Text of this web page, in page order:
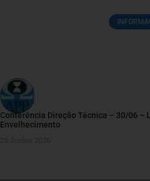
Conferência Direção Técnica – 30/06 –
Envelhecimento